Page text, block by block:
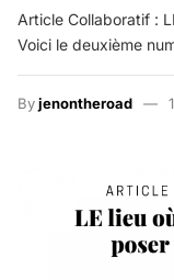
Article Collaboratif :
Voici le deuxième
Byjenontheroad